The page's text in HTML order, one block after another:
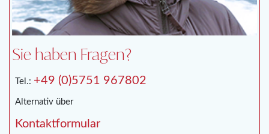
Sie haben Fragen?
Tel.: +49 (0)5751 967802
Alternativ über
Kontaktformular